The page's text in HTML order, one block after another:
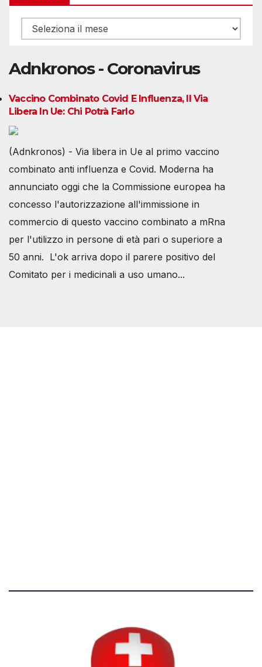
Archivio
Adnkronos - Coronavirus
Vaccino Combinato Covid E Influenza, Il Via
Libera In Ue: Chi Potrà Farlo
(Adnkronos) - Via libera in Ue al primo vaccino
combinato anti influenza e Covid. Moderna ha
annunciato oggi che la Commissione europea ha
concesso l'autorizzazione all'immissione in
commercio di questo vaccino combinato a mRna
per l'utilizzo in persone di età pari o superiore a
50 anni. L'ok arriva dopo il parere positivo del
Comitato per i medicinali a uso umano...